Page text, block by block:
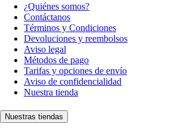
¿Quiénes somos?
Contáctanos
Términos y Condiciones
Devoluciones y reembolsos
Aviso legal
Métodos de pago
Tarifas y opciones de envío
Aviso de confidencialidad
Nuestra tienda
Nuestras tiendas